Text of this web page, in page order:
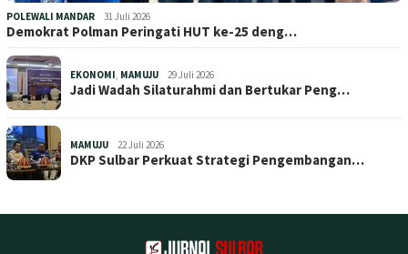
POLEWALI MANDAR 31 Juli 2026
Demokrat Polman Peringati HUT ke-25 deng…
EKONOMI, MAMUJU 29 Juli 2026
Jadi Wadah Silaturahmi dan Bertukar Peng…
MAMUJU 22 Juli 2026
DKP Sulbar Perkuat Strategi Pengembangan…